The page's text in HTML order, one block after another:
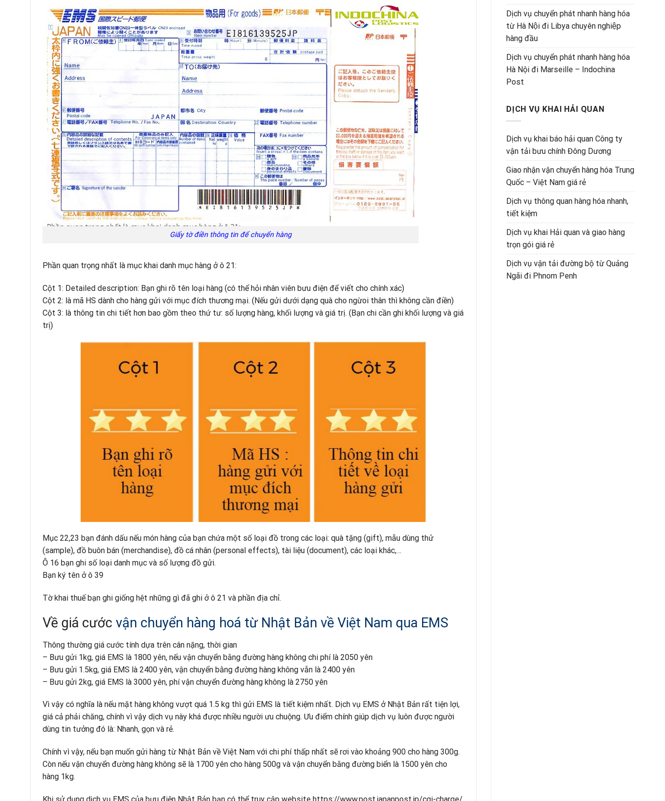
Giấy tờ điền thông tin để chuyển hàng
Phần quan trọng nhất là mục khai danh mục hàng ở ô 21:
Cột 1: Detailed description: Bạn ghi rõ tên loại hàng (có thể hỏi nhân viên bưu điện để viết cho chính xác)
Cột 2: là mã HS dành cho hàng gửi với mục đích thương mại. (Nếu gửi dưới dạng quà cho ngừoi thân thì không cần điền)
Cột 3: là thông tin chi tiết hơn bao gồm theo thứ tư: số lượng hàng, khối lượng và giá trị. (Bạn chi cần ghi khối lượng và giá
trị)
Mục 22,23 bạn đánh dấu nếu món hàng của bạn chứa một số loại đồ trong các loại: quà tặng (gift), mẫu dùng thử
(sample), đồ buôn bán (merchandise), đồ cá nhân (personal effects), tài liệu (document), các loại khác,…
Ô 16 bạn ghi số loại danh mục và số lượng đồ gửi.
Bạn ký tên ở ô 39
Tờ khai thuế bạn ghi giống hệt những gì đã ghi ở ô 21 và phần địa chỉ.
Về giá cước vận chuyển hàng hoá từ Nhật Bản về Việt Nam qua EMS
Thông thường giá cước tính dựa trên cân nặng, thời gian
– Bưu gửi 1kg, giá EMS là 1800 yên, nếu vận chuyển bằng đường hàng không chi phí là 2050 yên
– Bưu gửi 1.5kg, giá EMS là 2400 yên, vận chuyển bằng đường hàng không vẫn là 2400 yên
– Bưu gửi 2kg, giá EMS là 3000 yên, phí vận chuyển đường hàng không là 2750 yên
Vì vậy có nghĩa là nếu mặt hàng không vượt quá 1.5 kg thì gửi EMS là tiết kiệm nhất. Dịch vụ EMS ở Nhật Bản rất tiện lợi,
giá cả phải chăng, chính vì vậy dịch vụ này khá được nhiều người ưu chuộng. Ưu điểm chính giúp dịch vụ luôn được người
dùng tin tưởng đó là: Nhanh, gọn và rẻ.
Chính vì vậy, nếu bạn muốn gửi hàng từ Nhật Bản về Việt Nam với chi phí thấp nhất sẽ rơi vào khoảng 900 cho hàng 300g.
Còn nếu vận chuyển đường hàng không sẽ là 1700 yên cho hàng 500g và vận chuyển bằng đường biển là 1500 yên cho
hàng 1kg.
Dịch vụ chuyển phát nhanh hàng hóa
từ Hà Nội đi Libya chuyên nghiệp
hàng đầu
Dịch vụ chuyển phát nhanh hàng hóa
Hà Nội đi Marseille – Indochina
Post
DỊCH VỤ KHAI HẢI QUAN
Dịch vụ khai báo hải quan Công ty
vận tải bưu chính Đông Dương
Giao nhận vận chuyển hàng hóa Trung
Quốc – Việt Nam giá rẻ
Dịch vụ thông quan hàng hóa nhanh,
tiết kiệm
Dịch vụ khai Hải quan và giao hàng
trọn gói giá rẻ
Dịch vụ vận tải đường bộ từ Quảng
Ngãi đi Phnom Penh